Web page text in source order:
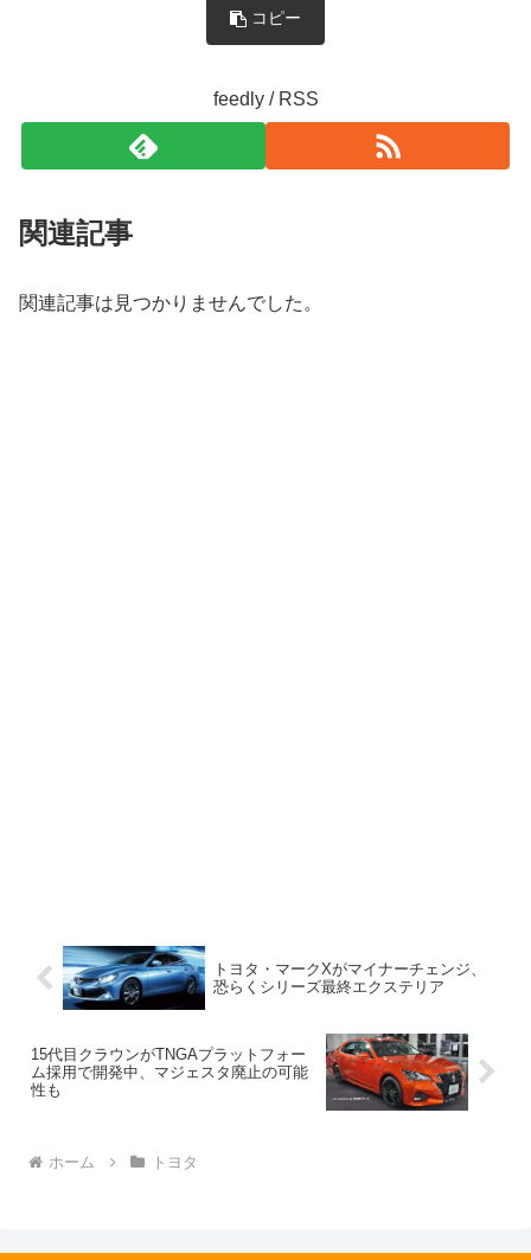
コピー
feedly / RSS
関連記事
関連記事は見つかりませんでした。
トヨタ・マークXがマイナーチェンジ、
恐らくシリーズ最終エクステリア
15代目クラウンがTNGAプラットフォー
ム採用で開発中、マジェスタ廃止の可能
性も
ホーム トヨタ